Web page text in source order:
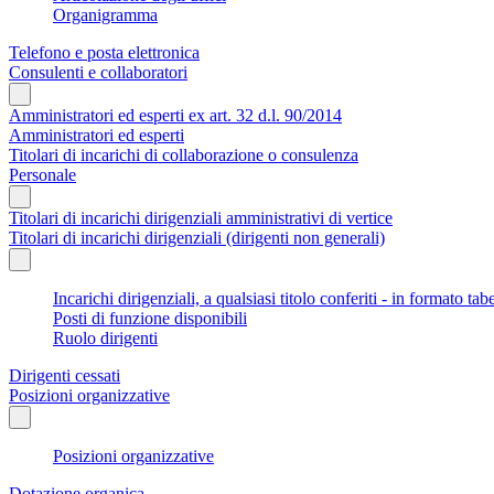
Organigramma
Telefono e posta elettronica
Consulenti e collaboratori
Amministratori ed esperti ex art. 32 d.l. 90/2014
Amministratori ed esperti
Titolari di incarichi di collaborazione o consulenza
Personale
Titolari di incarichi dirigenziali amministrativi di vertice
Titolari di incarichi dirigenziali (dirigenti non generali)
Incarichi dirigenziali, a qualsiasi titolo conferiti - in formato
Posti di funzione disponibili
Ruolo dirigenti
Dirigenti cessati
Posizioni organizzative
Posizioni organizzative